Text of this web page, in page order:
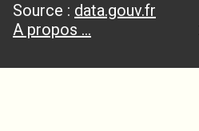
Source : data.gouv.fr
A propos ...